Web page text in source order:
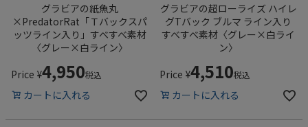
グラビアの紙魚丸
×PredatorRat「Ｔバックスパ
ッツライン入り」すべすべ素材
〈グレー×白ライン〉
Price ¥4,950税込
カートに入れる
グラビアの超ローライズ ハイレ
グTバック ブルマ ライン入り
すべすべ素材〈グレー×白ライ
ン〉
Price ¥4,510税込
カートに入れる